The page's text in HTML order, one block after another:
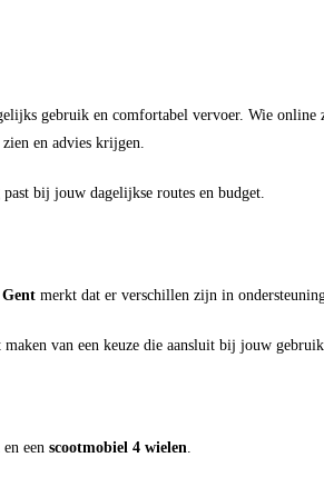
gebruik en comfortabel vervoer. Wie online
en advies krijgen.
bij jouw dagelijkse routes en budget.
merkt dat er verschillen zijn in
van een keuze die aansluit bij jouw gebruik.
en een scootmobiel 4 wielen.